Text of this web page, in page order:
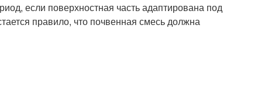
если поверхностная часть адаптирована под
правило, что почвенная смесь должна